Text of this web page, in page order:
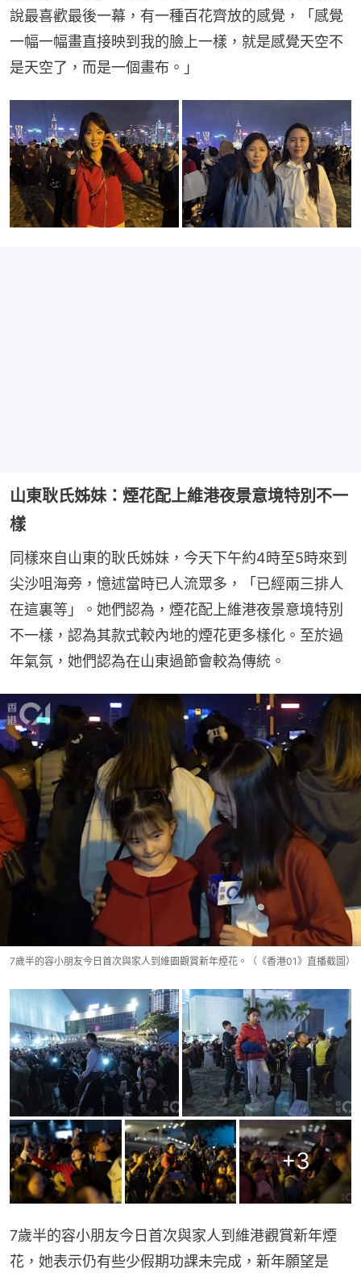
說最喜歡最後一幕，有一種百花齊放的感覺，「感覺
一幅一幅畫直接映到我的臉上一樣，就是感覺天空不
是天空了，而是一個畫布。」
山東耿氏姊妹：煙花配上維港夜景意境特別不一
樣
同樣來自山東的耿氏姊妹，今天下午約4時至5時來到
尖沙咀海旁，憶述當時已人流眾多，「已經兩三排人
在這裏等」。她們認為，煙花配上維港夜景意境特別
不一樣，認為其款式較內地的煙花更多樣化。至於過
年氣氛，她們認為在山東過節會較為傳統。
7歲半的容小朋友今日首次與家人到維園觀賞新年煙花。（《香港01》直播截圖）
+3
7歲半的容小朋友今日首次與家人到維港觀賞新年煙
花，她表示仍有些少假期功課未完成，新年願望是